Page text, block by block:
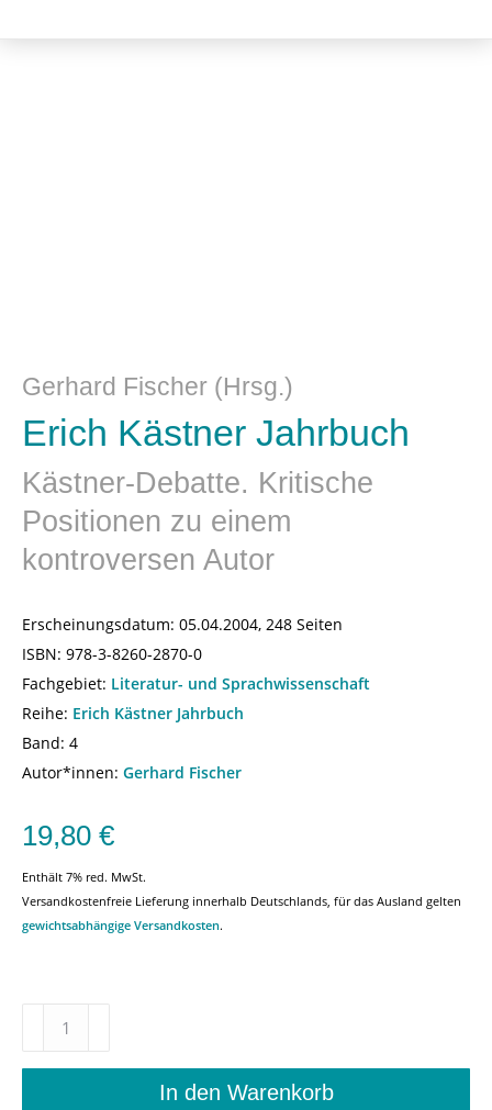
Gerhard Fischer (Hrsg.)
Erich Kästner Jahrbuch
Kästner-Debatte. Kritische
Positionen zu einem
kontroversen Autor
Erscheinungsdatum: 05.04.2004, 248 Seiten
ISBN: 978-3-8260-2870-0
Fachgebiet: Literatur- und Sprachwissenschaft
Reihe: Erich Kästner Jahrbuch
Band: 4
Autor*innen: Gerhard Fischer
19,80 €
Enthält 7% red. MwSt.
Versandkostenfreie Lieferung innerhalb Deutschlands, für das Ausland gelten
gewichtsabhängige Versandkosten.
Kästner
In den Warenkorb